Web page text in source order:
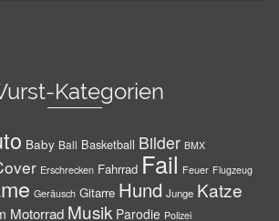
Kategorien
Baby Ball Basketball Bilder BMX
Erschrecken Fahrrad Fail Feuer Flugzeug
Geräusch Gitarre Hund Junge Katze
Motorrad Musik Parodie Polizei